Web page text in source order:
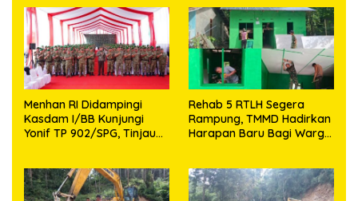
Menhan RI Didampingi
Kasdam I/BB Kunjungi
Yonif TP 902/SPG, Tinjau
Rehab 5 RTLH Segera
Rampung, TMMD Hadirkan
Harapan Baru Bagi Warga